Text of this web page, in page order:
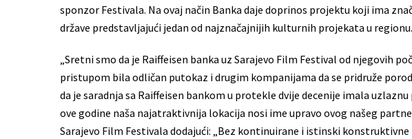
sponzor Festivala. Na ovaj način Banka daje doprinos projektu koji ima
države predstavljajući jedan od najznačajnijih kulturnih projekata u regionu.
„Sretni smo da je Raiffeisen banka uz Sarajevo Film Festival od njegovih
pristupom bila odličan putokaz i drugim kompanijama da se pridruže
da je saradnja sa Raiffeisen bankom u protekle dvije decenije imala
ove godine naša najatraktivnija lokacija nosi ime upravo ovog našeg
Sarajevo Film Festivala dodajući: „Bez kontinuirane i istinski